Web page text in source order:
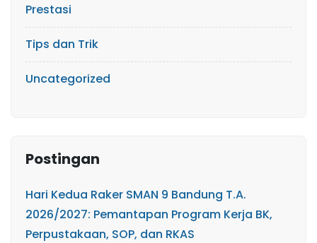
Prestasi
Tips dan Trik
Uncategorized
Postingan
Hari Kedua Raker SMAN 9 Bandung T.A.
2026/2027: Pemantapan Program Kerja BK,
Perpustakaan, SOP, dan RKAS